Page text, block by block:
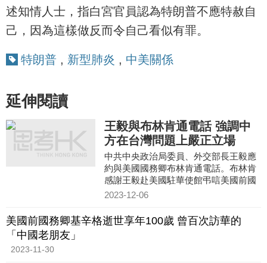
述知情人士，指白宮官員認為特朗普不應特赦自
己，因為這樣做反而令自己看似有罪。
特朗普 , 新型肺炎 , 中美關係
延伸閱讀
王毅與布林肯通電話 強調中
方在台灣問題上嚴正立場
中共中央政治局委員、外交部長王毅應
約與美國國務卿布林肯通電話。布林肯
感謝王毅赴美國駐華使館弔唁美國前國
務卿基辛格。王毅說基辛格始終主張中
2023-12-06
美國前國務卿基辛格逝世享年100歲 曾百次訪華的
「中國老朋友」
2023-11-30